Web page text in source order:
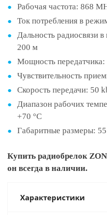
Рабочая частота: 868
Ток потребления в
Дальность радиосвязи
200 м
Мощность передатчика:
Чувствительность
Скорость передачи: 50
Диапазон рабочих
+70 °C
Габаритные размеры:
Купить радиобрелок
он всегда в наличии.
Характеристики